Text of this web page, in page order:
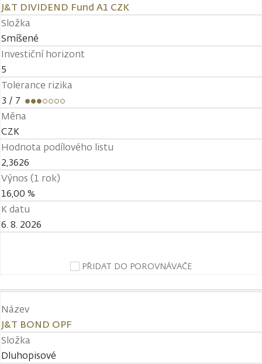
J&T DIVIDEND Fund A1 CZK
Složka
Smíšené
Investiční horizont
5
Tolerance rizika
3 / 7
Měna
CZK
Hodnota podílového listu
2,3626
Výnos (1 rok)
16,00 %
K datu
6. 8. 2026
PŘIDAT DO POROVNÁVAČE
Název
J&T BOND OPF
Složka
Dluhopisové